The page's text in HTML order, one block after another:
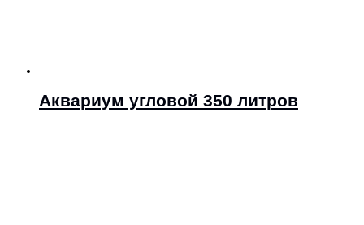
Аквариум угловой 350 литров